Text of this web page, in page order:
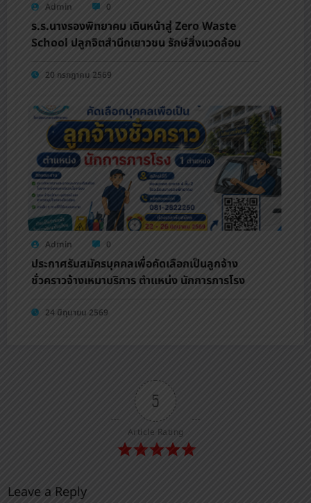
Admin 0
ร.ร.นางรองพิทยาคม เดินหน้าสู่ Zero Waste
School ปลูกจิตสำนึกเยาวชน รักษ์สิ่งแวดล้อม
20 กรกฎาคม 2569
Admin 0
ประกาศรับสมัครบุคคลเพื่อคัดเลือกเป็นลูกจ้าง
ชั่วคราวจ้างเหมาบริการ ตำแหน่ง นักการภารโรง
24 มิถุนายน 2569
5
Article Rating
Leave a Reply